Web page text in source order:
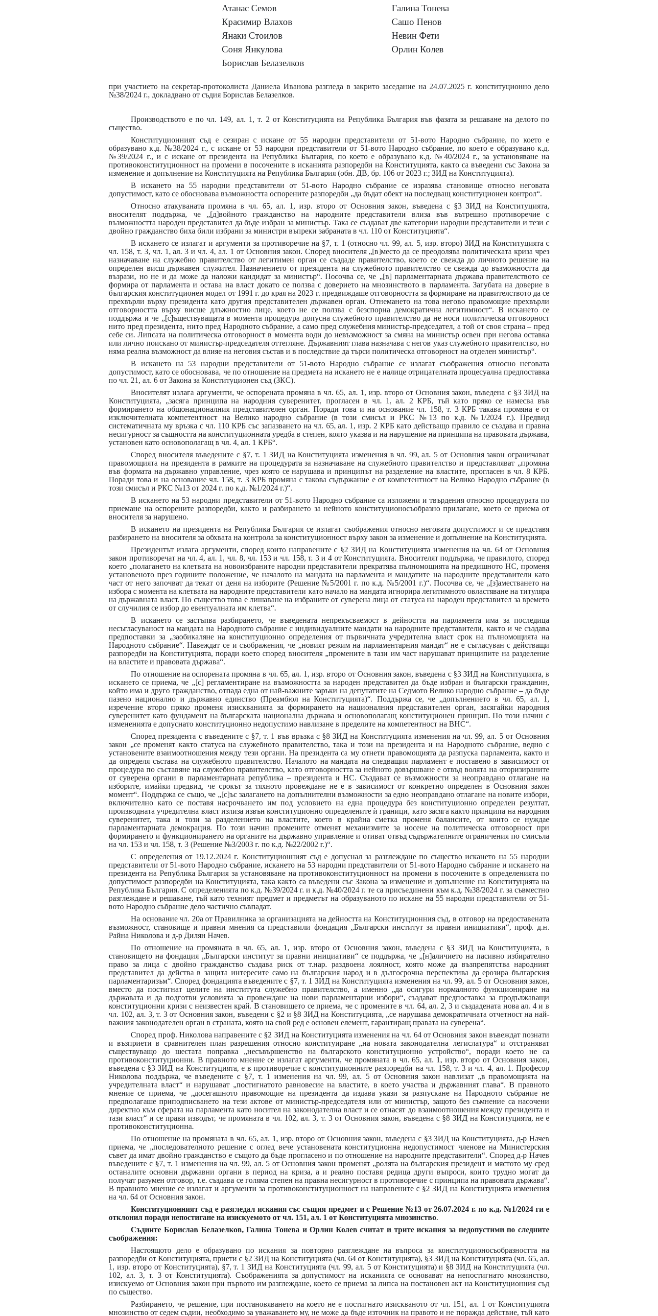
Атанас Семов
Галина Тонева
Красимир Влахов
Сашо Пенов
Янаки Стоилов
Невин Фети
Соня Янкулова
Орлин Колев
Борислав Белазелков
при участието на секретар-протоколиста Даниела Иванова разгледа в закрито заседание на 24.07.2025 г. конституционно дело
№38/2024 г., докладвано от съдия Борислав Белазелков.
Производството е по чл. 149, ал. 1, т. 2 от Конституцията на Република България във фазата за решаване на делото по
същество.
Конституционният съд е сезиран с искане от 55 народни представители от 51-вото Народно събрание, по което е
образувано к.д. №38/2024 г., с искане от 53 народни представители от 51-вото Народно събрание, по което е образувано к.д.
№39/2024 г., и с искане от президента на Република България, по което е образувано к.д. №40/2024 г., за установяване на
противоконституционност на промени в посочените в исканията разпоредби на Конституцията, както са въведени със Закона за
изменение и допълнение на Конституцията на Република България (обн. ДВ, бр. 106 от 2023 г.; ЗИД на Конституцията).
В искането на 55 народни представители от 51-вото Народно събрание се изразява становище относно неговата
допустимост, като се обосновава възможността оспорените разпоредби „да бъдат обект на последващ конституционен контрол“.
Относно атакуваната промяна в чл. 65, ал. 1, изр. второ от Основния закон, въведена с §3 ЗИД на Конституцията,
вносителят поддържа, че „[д]войното гражданство на народните представители влиза във вътрешно противоречие с
възможността народен представител да бъде избран за министър. Така се създават две категории народни представители и тези с
двойно гражданство биха били избрани за министри въпреки забраната в чл. 110 от Конституцията“.
В искането се излагат и аргументи за противоречие на §7, т. 1 (относно чл. 99, ал. 5, изр. второ) ЗИД на Конституцията с
чл. 158, т. 3, чл. 1, ал. 3 и чл. 4, ал. 1 от Основния закон. Според вносителя „[в]место да се преодолява политическата криза чрез
назначаване на служебно правителство от легитимен орган се създаде правителство, което се свежда до личното решение на
определен висш държавен служител. Назначението от президента на служебното правителство се свежда до възможността да
възрази, но не и да може да наложи кандидат за министър“. Посочва се, че „[в] парламентарната държава правителството се
формира от парламента и остава на власт докато се ползва с доверието на мнозинството в парламента. Загубата на доверие в
българския конституционен модел от 1991 г. до края на 2023 г. предвиждаше отговорността за формиране на правителството да се
прехвърли върху президента като другия представителен държавен орган. Отнемането на това негово правомощие прехвърли
отговорността върху висше длъжностно лице, което не се ползва с безспорна демократична легитимност“. В искането се
поддържа и че „[с]ъществуващата в момента процедура допусна служебното правителство да не носи политическа отговорност
нито пред президента, нито пред Народното събрание, а само пред служебния министър-председател, а той от своя страна – пред
себе си. Липсата на политическа отговорност в момента води до невъзможност за смяна на министър освен при негова оставка
или лично поискано от министър-председателя оттегляне. Държавният глава назначава с негов указ служебното правителство, но
няма реална възможност да влияе на неговия състав и в последствие да търси политическа отговорност на отделен министър“.
В искането на 53 народни представители от 51-вото Народно събрание се излагат съображения относно неговата
допустимост, като се обосновава, че по отношение на предмета на искането не е налице отрицателната процесуална предпоставка
по чл. 21, ал. 6 от Закона за Конституционен съд (ЗКС).
Вносителят излага аргументи, че оспорената промяна в чл. 65, ал. 1, изр. второ от Основния закон, въведена с §3 ЗИД на
Конституцията, „засяга принципа на народния суверенитет, прогласен в чл. 1, ал. 2 КРБ, тъй като пряко се намесва във
формирането на общонационалния представителен орган. Поради това и на основание чл. 158, т. 3 КРБ такава промяна е от
изключителната компетентност на Велико народно събрание (в този смисъл и РКС №13 по к.д. №1/2024 г.). Предвид
систематичната му връзка с чл. 110 КРБ със запазването на чл. 65, ал. 1, изр. 2 КРБ като действащо правило се създава и правна
несигурност за същността на конституционната уредба в степен, която указва и на нарушение на принципа на правовата държава,
установен като основополагащ в чл. 4, ал. 1 КРБ“.
Според вносителя въведените с §7, т. 1 ЗИД на Конституцията изменения в чл. 99, ал. 5 от Основния закон ограничават
правомощията на президента в рамките на процедурата за назначаване на служебното правителство и представляват „промяна
във формата на държавно управление, чрез която се нарушава и принципът на разделение на властите, прогласен в чл. 8 КРБ.
Поради това и на основание чл. 158, т. 3 КРБ промяна с такова съдържание е от компетентност на Велико Народно събрание (в
този смисъл и РКС №13 от 2024 г. по к.д. №1/2024 г.)“.
В искането на 53 народни представители от 51-вото Народно събрание са изложени и твърдения относно процедурата по
приемане на оспорените разпоредби, както и разбирането за нейното конституционосъобразно прилагане, което се приема от
вносителя за нарушено.
В искането на президента на Република България се излагат съображения относно неговата допустимост и се представя
разбирането на вносителя за обхвата на контрола за конституционност върху закон за изменение и допълнение на Конституцията.
Президентът излага аргументи, според които направените с §2 ЗИД на Конституцията изменения на чл. 64 от Основния
закон противоречат на чл. 4, ал. 1, чл. 8, чл. 153 и чл. 158, т. 3 и 4 от Конституцията. Вносителят поддържа, че правилото, според
което „полагането на клетвата на новоизбраните народни представители прекратява пълномощията на предишното НС, променя
установеното през годините положение, че началото на мандата на парламента и мандатите на народните представители като
част от него започват да текат от деня на изборите (Решение №5/2001 г. по к.д. №5/2001 г.)“. Посочва се, че „[з]аместването на
избора с момента на клетвата на народните представители като начало на мандата игнорира легитимното овластяване на титуляра
на държавната власт. По същество това е лишаване на избраните от суверена лица от статуса на народен представител за времето
от случилия се избор до евентуалната им клетва“.
В искането се застъпва разбирането, че въведената непрекъсваемост в дейността на парламента има за последица
несъгласуваност на мандата на Народното събрание с индивидуалните мандати на народните представители, както и че създава
предпоставки за „заобикаляне на конституционно определения от първичната учредителна власт срок на пълномощията на
Народното събрание“. Навеждат се и съображения, че „новият режим на парламентарния мандат“ не е съгласуван с действащи
разпоредби на Конституцията, поради което според вносителя „промените в тази им част нарушават принципите на разделение
на властите и правовата държава“.
По отношение на оспорената промяна в чл. 65, ал. 1, изр. второ от Основния закон, въведена с §3 ЗИД на Конституцията, в
искането се приема, че „[с] регламентиране на възможността за народен представител да бъде избран и български гражданин,
който има и друго гражданство, отпада една от най-важните заръки на депутатите на Седмото Велико народно събрание – да бъде
пазено национално и държавно единство (Преамбюл на Конституцията)“. Поддържа се, че „допълнението в чл. 65, ал. 1,
изречение второ пряко променя изискванията за формирането на националния представителен орган, засягайки народния
суверенитет като фундамент на българската национална държава и основополагащ конституционен принцип. По този начин с
измененията е допуснато конституционно недопустимо навлизане в пределите на компетентност на ВНС“.
Според президента с въведените с §7, т. 1 във връзка с §8 ЗИД на Конституцията изменения на чл. 99, ал. 5 от Основния
закон „се променят както статуса на служебното правителство, така и този на президента и на Народното събрание, ведно с
установените взаимоотношения между тези органи. На президента са му отнети правомощията да разпуска парламента, както и
да определя състава на служебното правителство. Началото на мандата на следващия парламент е поставено в зависимост от
процедура по съставяне на служебно правителство, като отговорността за нейното довършване е отвъд волята на оторизираните
от суверена органи в парламентарната република – президента и НС. Създават се възможности за неоправдано отлагане на
изборите, имайки предвид, че срокът за тяхното провеждане не е в зависимост от конкретно определен в Основния закон
момент“. Поддържа се също, че „[с]ъс залагането на допълнителни възможности за едно неоправдано отлагане на новите избори,
включително като се поставя насрочването им под условието на една процедура без конституционно определен резултат,
производната учредителна власт излиза извън конституционно определените ѝ граници, като засяга както принципа на народния
суверенитет, така и този за разделението на властите, което в крайна сметка променя балансите, от които се нуждае
парламентарната демокрация. По този начин промените отменят механизмите за носене на политическа отговорност при
формирането и функционирането на органите на държавно управление и отиват отвъд съдържателните ограничения по смисъла
на чл. 153 и чл. 158, т. 3 (Решение №3/2003 г. по к.д. №22/2002 г.)“.
С определения от 19.12.2024 г. Конституционният съд е допуснал за разглеждане по същество искането на 55 народни
представители от 51-вото Народно събрание, искането на 53 народни представители от 51-вото Народно събрание и искането на
президента на Република България за установяване на противоконституционност на промени в посочените в определенията по
допустимост разпоредби на Конституцията, така както са въведени със Закона за изменение и допълнение на Конституцията на
Република България. С определенията по к.д. №39/2024 г. и к.д. №40/2024 г. те са присъединени към к.д. №38/2024 г. за съвместно
разглеждане и решаване, тъй като техният предмет и предметът на образуваното по искане на 55 народни представители от 51-
вото Народно събрание дело частично съвпадат.
На основание чл. 20а от Правилника за организацията на дейността на Конституционния съд, в отговор на предоставената
възможност, становище и правни мнения са представили фондация „Български институт за правни инициативи“, проф. д.н.
Райна Николова и д-р Дилян Начев.
По отношение на промяната в чл. 65, ал. 1, изр. второ от Основния закон, въведена с §3 ЗИД на Конституцията, в
становището на фондация „Български институт за правни инициативи“ се поддържа, че „[н]аличието на пасивно избирателно
право за лица с двойно гражданство създава риск от т.нар. раздвоена лоялност, която може да възпрепятства народният
представител да действа в защита интересите само на българския народ и в дългосрочна перспектива да ерозира българския
парламентаризъм“. Според фондацията въведените с §7, т. 1 ЗИД на Конституцията изменения на чл. 99, ал. 5 от Основния закон,
вместо да постигнат целите на института служебно правителство, а именно „да осигури нормалното функциониране на
държавата и да подготви условията за провеждане на нови парламентарни избори“, създават предпоставка за продължаващи
конституционни кризи с неизвестен край. В становището се приема, че с промените в чл. 64, ал. 2, 3 и създадената нова ал. 4 и в
чл. 102, ал. 3, т. 3 от Основния закон, въведени с §2 и §8 ЗИД на Конституцията, „се нарушава демократичната отчетност на най-
важния законодателен орган в страната, която на свой ред е основен елемент, гарантиращ правата на суверена“.
Според проф. Николова направените с §2 ЗИД на Конституцията изменения на чл. 64 от Основния закон въвеждат познати
и възприети в сравнителен план разрешения относно конституиране „на новата законодателна легислатура“ и отстраняват
съществуващо до шестата поправка „несъвършенство на българското конституционно устройство“, поради което не са
противоконституционни. В правното мнение се излагат аргументи, че промяната в чл. 65, ал. 1, изр. второ от Основния закон,
въведена с §3 ЗИД на Конституцията, е в противоречие с конституционните разпоредби на чл. 158, т. 3 и чл. 4, ал. 1. Професор
Николова поддържа, че въведените с §7, т. 1 изменения на чл. 99, ал. 5 от Основния закон навлизат „в правомощията на
учредителната власт“ и нарушават „постигнатото равновесие на властите, в което участва и държавният глава“. В правното
мнение се приема, че „досегашното правомощие на президента да издава укази за разпускане на Народното събрание не
предполагаше приподписването на тези актове от министър-председателя или от министър, защото без съмнение са насочени
директно към сферата на парламента като носител на законодателна власт и се отнасят до взаимоотношения между президента и
тази власт“ и се прави изводът, че промяната в чл. 102, ал. 3, т. 3 от Основния закон, въведена с §8 ЗИД на Конституцията, не е
противоконституционна.
По отношение на промяната в чл. 65, ал. 1, изр. второ от Основния закон, въведена с §3 ЗИД на Конституцията, д-р Начев
приема, че „последователното решение с оглед вече установената конституционна недопустимост членове на Министерския
съвет да имат двойно гражданство е същото да бъде прогласено и по отношение на народните представители“. Според д-р Начев
въведените с §7, т. 1 изменения на чл. 99, ал. 5 от Основния закон променят „ролята на българския президент и мястото му сред
останалите основни държавни органи в период на криза, а и реално поставя редица други въпроси, които трудно могат да
получат разумен отговор, т.е. създава се голяма степен на правна несигурност в противоречие с принципа на правовата държава“.
В правното мнение се излагат и аргументи за противоконституционност на направените с §2 ЗИД на Конституцията изменения
на чл. 64 от Основния закон.
Конституционният съд е разгледал искания със същия предмет и с Решение №13 от 26.07.2024 г. по к.д. №1/2024 ги е
отклонил поради непостигане на изискуемото от чл. 151, ал. 1 от Конституцията мнозинство.
Съдиите Борислав Белазелков, Галина Тонева и Орлин Колев считат и трите искания за недопустими по следните
съображения:
Настоящото дело е образувано по искания за повторно разглеждане на въпроса за конституционосъобразността на
разпоредби от Конституцията, приети с §2 ЗИД на Конституцията (чл. 64 от Конституцията), §3 ЗИД на Конституцията (чл. 65, ал.
1, изр. второ от Конституцията), §7, т. 1 ЗИД на Конституцията (чл. 99, ал. 5 от Конституцията) и §8 ЗИД на Конституцията (чл.
102, ал. 3, т. 3 от Конституцията). Съображенията за допустимост на исканията се основават на непостигнато мнозинство,
изискуемо от Основния закон при първото им разглеждане, което се приема за липса на постановен акт на Конституционния съд
по същество.
Разбирането, че решение, при постановяването на което не е постигнато изискваното от чл. 151, ал. 1 от Конституцията
мнозинство от седем съдии, необходимо за уважаването му, не може да бъде източник на правото и не поражда действие, тъй като